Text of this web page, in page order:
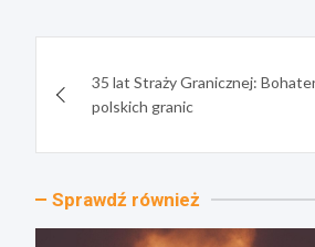
wpisu35 lat Straży Granicznej:
polskich granic
Sprawdź również